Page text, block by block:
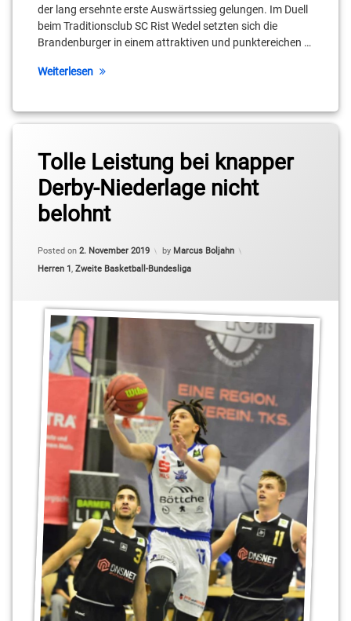
der lang ersehnte erste Auswärtssieg gelungen. Im Duell
beim Traditionsclub SC Rist Wedel setzten sich die
Brandenburger in einem attraktiven und punktereichen …
Weiterlesen
Vladimir
Pastushenko
Tolle Leistung bei knapper
Derby-Niederlage nicht
belohnt
Posted on 2. November 2019
2. November 2019
by Marcus Boljahn
Categories:
Herren 1 Zweite Basketball-Bundesliga
BARMER
2.Basketball
Bundesliga
ProB
Kleinmachnow
Mubarak
Salami
Pharroh
Gordon
Sebastian
Fülle
Stahnsdorf
Teltow
Vladimir
Pastushenko